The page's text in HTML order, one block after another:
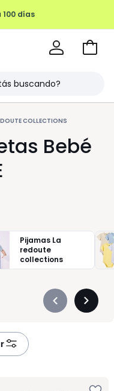
Ir
COLLECTIONS
Bebé
Pijamas La
redoute
collections
Précédent